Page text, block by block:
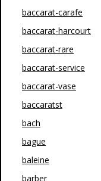
baccarat-carafe
baccarat-harcourt
baccarat-rare
baccarat-service
baccarat-vase
baccaratst
bach
bague
baleine
barber